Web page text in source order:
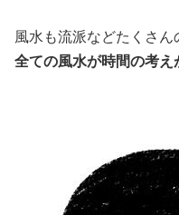
風水も流派などたくさん
全ての風水が時間の考え